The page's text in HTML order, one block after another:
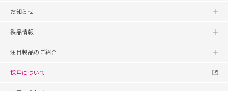
お知らせ
製品情報
注目製品のご紹介
採用について